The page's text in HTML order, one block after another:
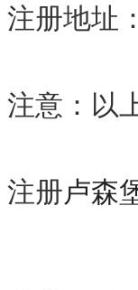
注册地址
注意：以
注册卢森